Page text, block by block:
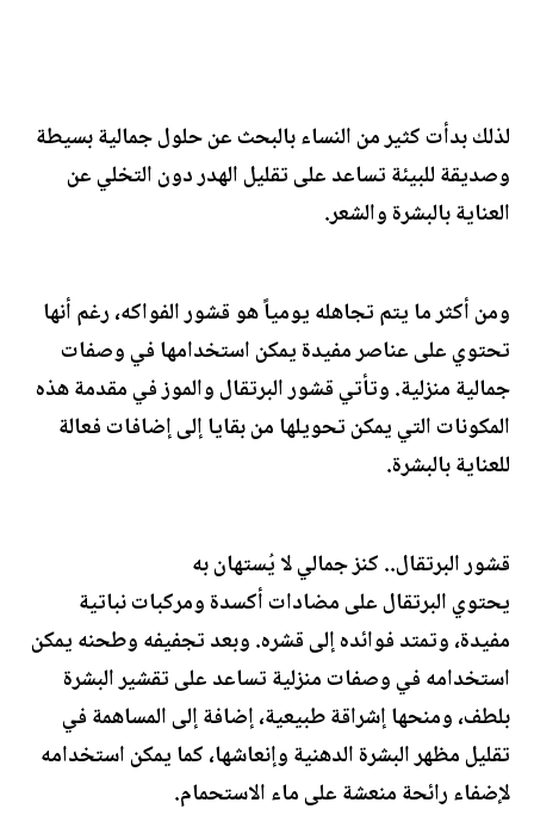
لذلك بدأت كثير من النساء بالبحث عن حلول جمالية بسيطة
وصديقة للبيئة تساعد على تقليل الهدر دون التخلي عن
العناية بالبشرة والشعر.
ومن أكثر ما يتم تجاهله يومياً هو قشور الفواكه، رغم أنها
تحتوي على عناصر مفيدة يمكن استخدامها في وصفات
جمالية منزلية. وتأتي قشور البرتقال والموز في مقدمة هذه
المكونات التي يمكن تحويلها من بقايا إلى إضافات فعالة
للعناية بالبشرة.
قشور البرتقال.. كنز جمالي لا يُستهان به
يحتوي البرتقال على مضادات أكسدة ومركبات نباتية
مفيدة، وتمتد فوائده إلى قشره. وبعد تجفيفه وطحنه يمكن
استخدامه في وصفات منزلية تساعد على تقشير البشرة
بلطف، ومنحها إشراقة طبيعية، إضافة إلى المساهمة في
تقليل مظهر البشرة الدهنية وإنعاشها، كما يمكن استخدامه
لإضفاء رائحة منعشة على ماء الاستحمام.